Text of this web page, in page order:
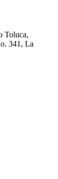
Toluca,
341, La